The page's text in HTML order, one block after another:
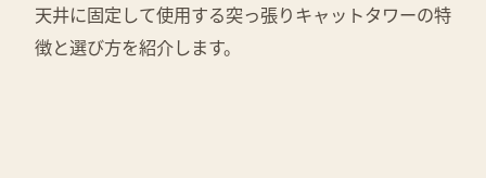
天井に固定して使用する突っ張りキャットタワーの特
徴と選び方を紹介します。